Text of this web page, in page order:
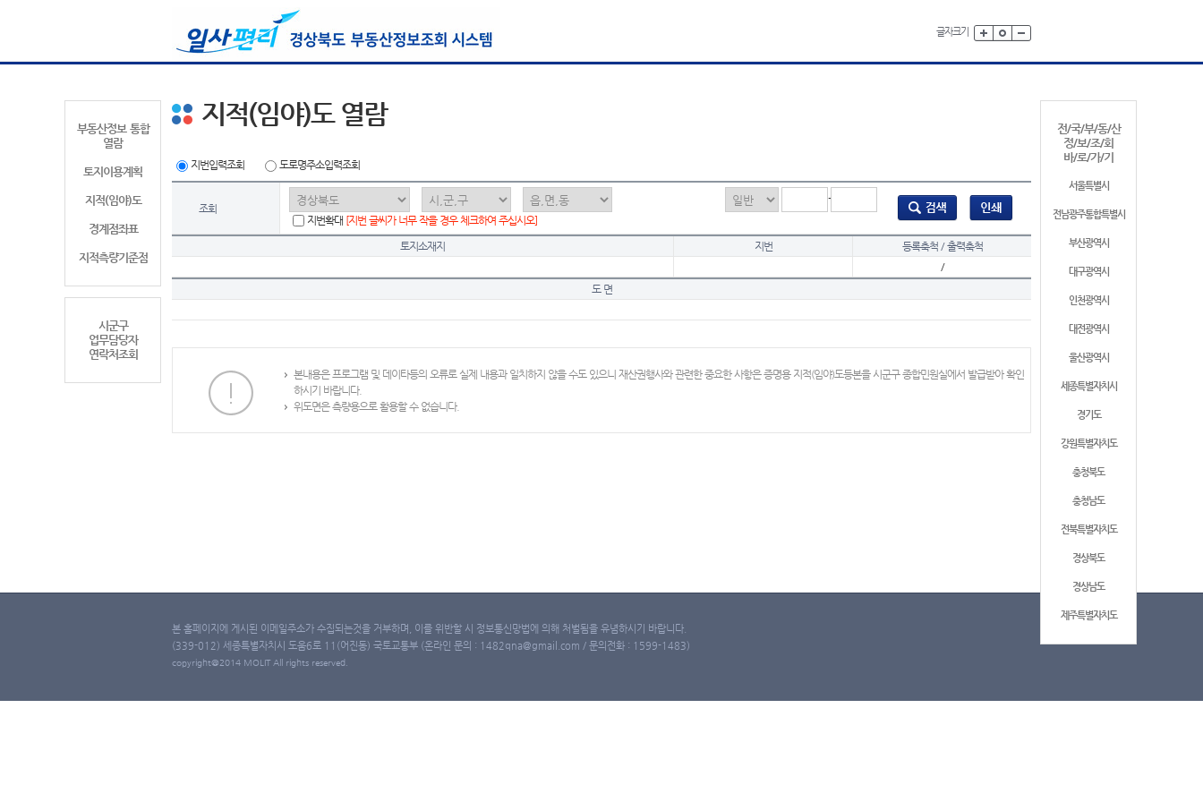
글자크기
부동산정보 통합
열람
토지이용계획
지적(임야)도
경계점좌표
지적측량기준점
시군구
업무담당자
연락처조회
전/국/부/동/산
정/보/조/회
바/로/가/기
서울특별시
전남광주통합특별시
부산광역시
대구광역시
인천광역시
대전광역시
울산광역시
세종특별자치시
경기도
강원특별자치도
충청북도
충청남도
전북특별자치도
경상북도
경상남도
제주특별자치도
지적(임야)도 열람
지번입력조회 도로명주소입력조회
조회
-
지번확대 [지번 글씨가 너무 작을 경우 체크하여 주십시오]
토지소재지 지번
등록축척 / 출력축척
/
도 면
본내용은 프로그램 및 데이타등의 오류로 실제 내용과 일치하지 않을 수도 있으니 재산권행사와 관련한 중요한 사항은 증명용 지적(임야)도등본을 시군구 종합민원실에서 발급받아 확인
하시기 바랍니다.
위도면은 측량용으로 활용할 수 없습니다.
본 홈페이지에 게시된 이메일주소가 수집되는것을 거부하며, 이를 위반할 시 정보통신망법에 의해 처벌됨을 유념하시기 바랍니다.
(339-012) 세종특별자치시 도움6로 11(어진동) 국토교통부 (온라인 문의 : 1482qna@gmail.com / 문의전화 : 1599-1483)
copyright@2014 MOLIT All rights reserved.